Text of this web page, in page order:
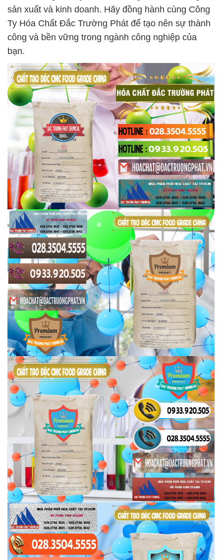
sản xuất và kinh doanh. Hãy đồng hành cùng Công
Ty Hóa Chất Đắc Trường Phát để tạo nên sự thành
công và bền vững trong ngành công nghiệp của
bạn.